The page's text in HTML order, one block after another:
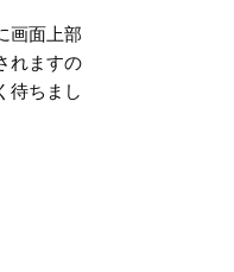
画面上部
れますの
待ちまし